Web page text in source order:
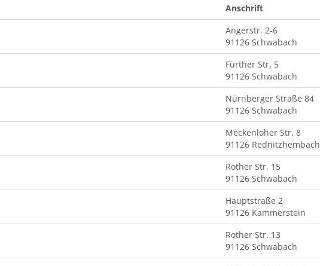
Anschrift
Angerstr. 2-6
91126 Schwabach
Fürther Str. 5
91126 Schwabach
Nürnberger Straße 84
91126 Schwabach
Meckenloher Str. 8
91126 Rednitzhembach
Rother Str. 15
91126 Schwabach
Hauptstraße 2
91126 Kammerstein
Rother Str. 13
91126 Schwabach